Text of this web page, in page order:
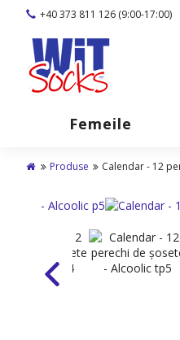
+40 373 811 126 (9:00-17:00)
Femeile
Produse Calendar - 12